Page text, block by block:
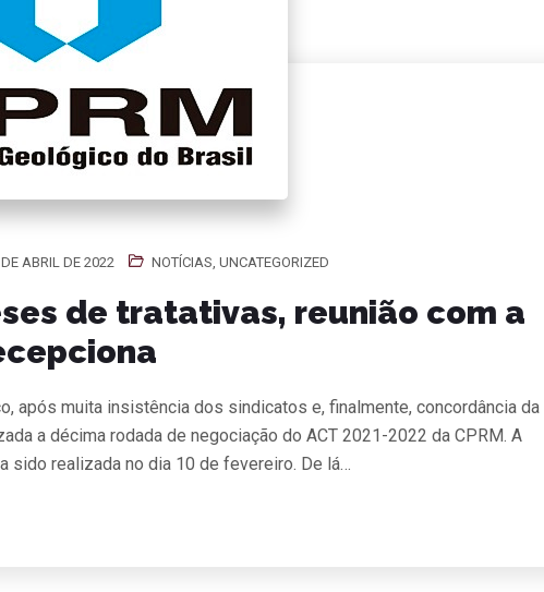
ABRIL DE 2022 NOTÍCIAS, UNCATEGORIZED
de tratativas, reunião com a
após muita insistência dos sindicatos e, finalmente, concordância da
a décima rodada de negociação do ACT 2021-2022 da CPRM. A
sido realizada no dia 10 de fevereiro. De lá…